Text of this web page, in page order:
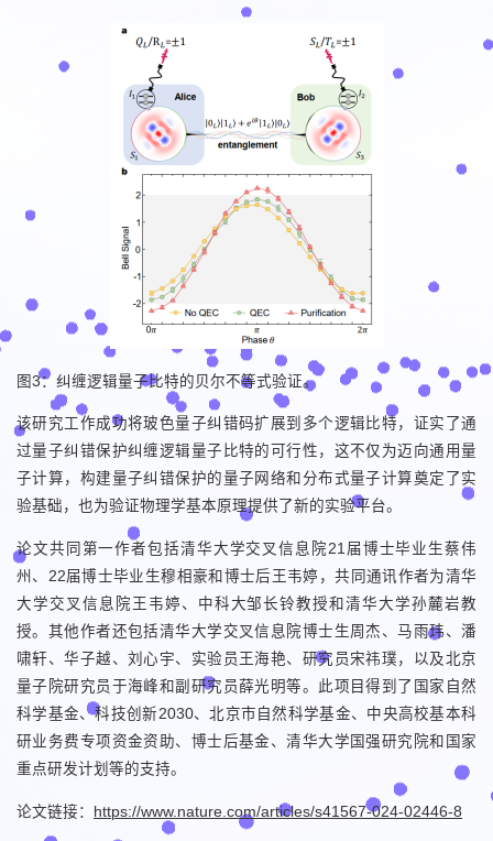
图3：纠缠逻辑量子比特的贝尔不等式验证。
该研究工作成功将玻色量子纠错码扩展到多个逻辑比特，证实了通
过量子纠错保护纠缠逻辑量子比特的可行性，这不仅为迈向通用量
子计算，构建量子纠错保护的量子网络和分布式量子计算奠定了实
验基础，也为验证物理学基本原理提供了新的实验平台。
论文共同第一作者包括清华大学交叉信息院21届博士毕业生蔡伟
州、22届博士毕业生穆相豪和博士后王韦婷，共同通讯作者为清华
大学交叉信息院王韦婷、中科大邹长铃教授和清华大学孙麓岩教
授。其他作者还包括清华大学交叉信息院博士生周杰、马雨玮、潘
啸轩、华子越、刘心宇、实验员王海艳、研究员宋祎璞，以及北京
量子院研究员于海峰和副研究员薛光明等。此项目得到了国家自然
科学基金、科技创新2030、北京市自然科学基金、中央高校基本科
研业务费专项资金资助、博士后基金、清华大学国强研究院和国家
重点研发计划等的支持。
论文链接： https://www.nature.com/articles/s41567-024-02446-8